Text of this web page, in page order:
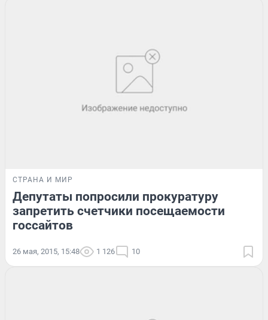
СТРАНА И МИР
Депутаты попросили прокуратуру
запретить счетчики посещаемости
госсайтов
26 мая, 2015, 15:48 1 126 10